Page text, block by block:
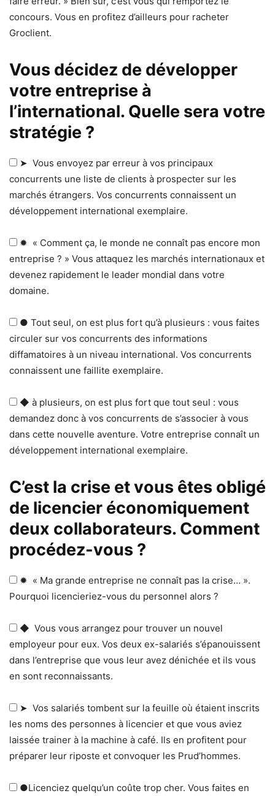
concours. Vous en profitez d’ailleurs pour racheter
Groclient.
Vous décidez de développer
votre entreprise à
l’international. Quelle sera votre
stratégie ?
➤ Vous envoyez par erreur à vos principaux
concurrents une liste de clients à prospecter sur les
marchés étrangers. Vos concurrents connaissent un
développement international exemplaire.
✹ « Comment ça, le monde ne connaît pas encore mon
entreprise ? » Vous attaquez les marchés internationaux et
devenez rapidement le leader mondial dans votre
domaine.
● Tout seul, on est plus fort qu’à plusieurs : vous faites
circuler sur vos concurrents des informations
diffamatoires à un niveau international. Vos concurrents
connaissent une faillite exemplaire.
◆ à plusieurs, on est plus fort que tout seul : vous
demandez donc à vos concurrents de s’associer à vous
dans cette nouvelle aventure. Votre entreprise connaît un
développement international exemplaire.
C’est la crise et vous êtes obligé
de licencier économiquement
deux collaborateurs. Comment
procédez-vous ?
✹ « Ma grande entreprise ne connaît pas la crise… ».
Pourquoi licencieriez-vous du personnel alors ?
◆ Vous vous arrangez pour trouver un nouvel
employeur pour eux. Vos deux ex-salariés s’épanouissent
dans l’entreprise que vous leur avez dénichée et ils vous
en sont reconnaissants.
➤ Vos salariés tombent sur la feuille où étaient inscrits
les noms des personnes à licencier et que vous aviez
laissée trainer à la machine à café. Ils en profitent pour
préparer leur riposte et convoquer les Prud’hommes.
●Licenciez quelqu’un coûte trop cher. Vous faites en